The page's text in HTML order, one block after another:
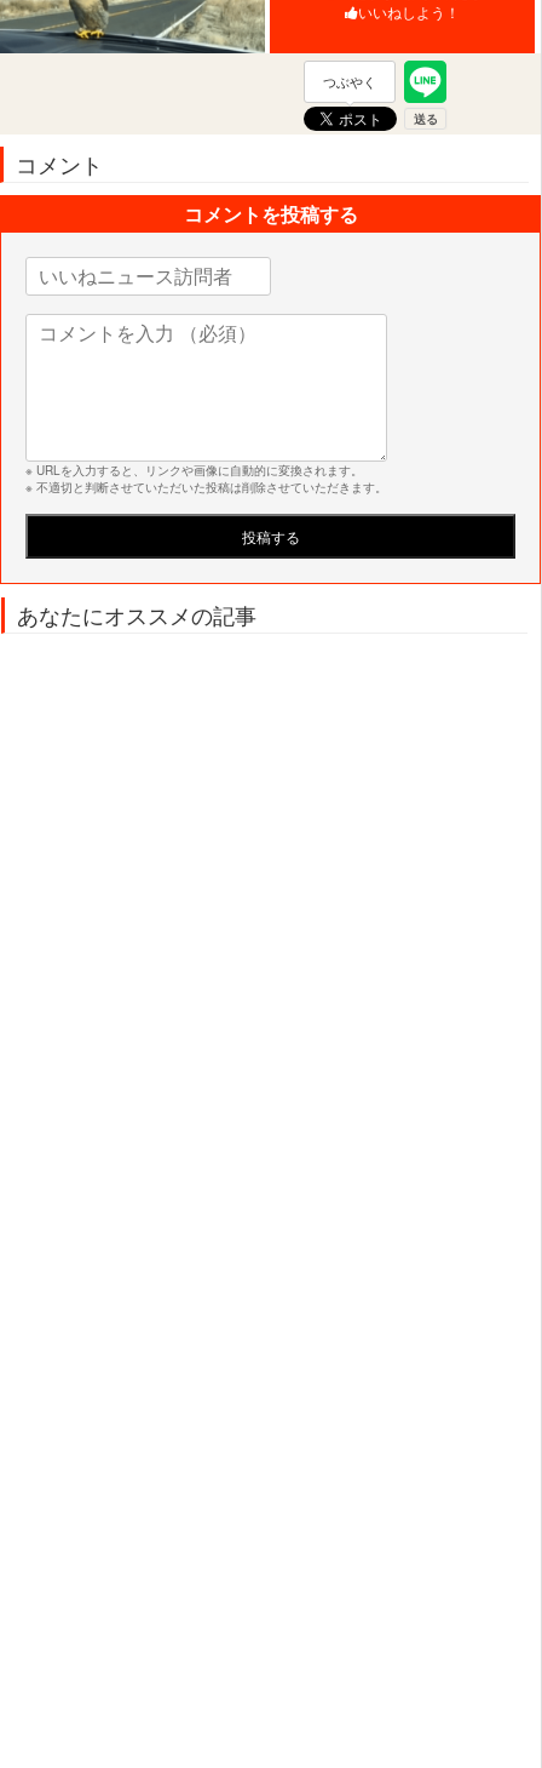
いいねしよう！
つぶやく
コメント
コメントを投稿する
※ URLを入力すると、リンクや画像に自動的に変換されます。
※ 不適切と判断させていただいた投稿は削除させていただきます。
あなたにオススメの記事